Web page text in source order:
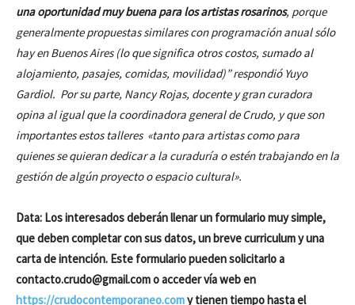
una oportunidad muy buena para los artistas rosarinos, porque
generalmente propuestas similares con programación anual sólo
hay en Buenos Aires (lo que significa otros costos, sumado al
alojamiento, pasajes, comidas, movilidad)” respondió Yuyo
Gardiol. Por su parte, Nancy Rojas, docente y gran curadora
opina al igual que la coordinadora general de Crudo, y que son
importantes estos talleres «tanto para artistas como para
quienes se quieran dedicar a la curaduría o estén trabajando en la
gestión de algún proyecto o espacio cultural».
Data: Los interesados deberán llenar un formulario muy simple,
que deben completar con sus datos, un breve curriculum y una
carta de intención. Este formulario pueden solicitarlo a
contacto.crudo@gmail.com o acceder vía web en
https://crudocontemporaneo.comy tienen tiempo hasta el